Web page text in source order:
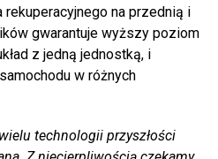
rekuperacyjnego na przednią i
gwarantuje wyższy poziom
z jedną jednostką, i
w różnych
technologii przyszłości